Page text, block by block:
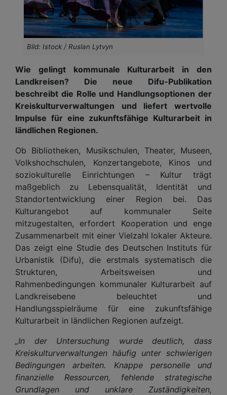
Bild: Istock / Ruslan Lytvyn
Wie gelingt kommunale Kulturarbeit in den
Landkreisen? Die neue Difu-Publikation
beschreibt die Rolle und Handlungsoptionen der
Kreiskulturverwaltungen und liefert wertvolle
Impulse für eine zukunftsfähige Kulturarbeit in
ländlichen Regionen.
Ob Bibliotheken, Musikschulen, Theater, Museen,
Volkshochschulen, Konzertangebote, Kinos und
soziokulturelle Einrichtungen – Kultur trägt
maßgeblich zu Lebensqualität, Identität und
Standortentwicklung einer Region bei. Das
Kulturangebot auf kommunaler Seite
mitzugestalten, erfordert Kooperation und enge
Zusammenarbeit mit einer Vielzahl lokaler Akteure.
Das zeigt eine Studie des Deutschen Instituts für
Urbanistik (Difu), die erstmals systematisch die
Strukturen, Arbeitsweisen und
Rahmenbedingungen kommunaler Kulturarbeit auf
Landkreisebene beleuchtet und
Handlungsspielräume für eine zukunftsfähige
Kulturarbeit in ländlichen Regionen aufzeigt.
„In der Untersuchung wurde deutlich, dass
Kreiskulturverwaltungen häufig unter schwierigen
Bedingungen arbeiten. Knappe personelle und
finanzielle Ressourcen, fehlende strategische
Grundlagen und unklare Zuständigkeiten,